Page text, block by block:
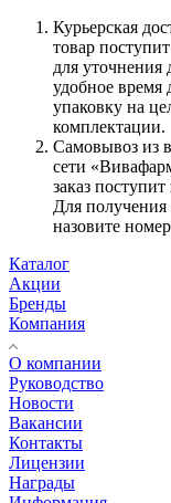
Курьерская
товар
для уточнения
удобное время
упаковку на
комплектации.
Самовывоз из
сети
заказ
Для получения
назовите
Каталог
Акции
Бренды
Компания
О компании
Руководство
Новости
Вакансии
Контакты
Лицензии
Награды